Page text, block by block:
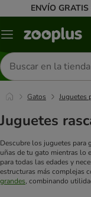
ENVÍO
Menú
Buscar
productos
Gatos Juguetes
Juguetes
Descubre los juguetes para
uñas de tu gato mientras lo
para todas las edades y
estructuras más complejas
grandes, combinando